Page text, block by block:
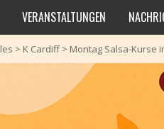
VERANSTALTUNGEN
> K Cardiff> Montag Salsa-Kurse